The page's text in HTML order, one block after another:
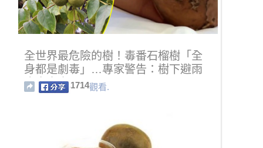
全世界最危險的樹！毒番石榴樹「全
身都是劇毒」…專家警告：樹下避雨
也會中毒！1714觀看.